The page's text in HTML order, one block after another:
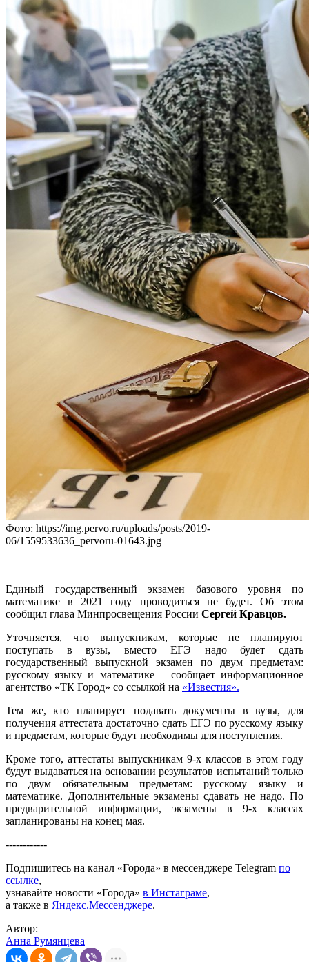
Фото: https://img.pervo.ru/uploads/posts/2019-
06/1559533636_pervoru-01643.jpg
Единый государственный экзамен базового уровня по
математике в 2021 году проводиться не будет. Об этом
сообщил глава Минпросвещения России Сергей Кравцов.
Уточняется, что выпускникам, которые не планируют
поступать в вузы, вместо ЕГЭ надо будет сдать
государственный выпускной экзамен по двум предметам:
русскому языку и математике – сообщает информационное
агентство «ТК Город» со ссылкой на «Известия».
Тем же, кто планирует подавать документы в вузы, для
получения аттестата достаточно сдать ЕГЭ по русскому языку
и предметам, которые будут необходимы для поступления.
Кроме того, аттестаты выпускникам 9-х классов в этом году
будут выдаваться на основании результатов испытаний только
по двум обязательным предметам: русскому языку и
математике. Дополнительные экзамены сдавать не надо. По
предварительной информации, экзамены в 9-х классах
запланированы на конец мая.
------------
Подпишитесь на канал «Города» в мессенджере Telegram по
ссылке,
узнавайте новости «Города» в Инстаграме,
а также в Яндекс.Мессенджере.
Автор:
Анна Румянцева